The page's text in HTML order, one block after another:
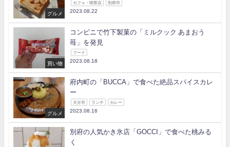
グルメ
カフェ・喫茶店 別府市
2023.08.22
買い物
コンビニで竹下製菓の「ミルクック あまおう
苺」を発見
フード
2023.08.18
グルメ
府内町の「BUCCA」で食べた絶品スパイスカレ
ー
大分市 ランチ カレー
2023.08.16
別府の人気かき氷店「GOCCI」で食べた桃みる
く